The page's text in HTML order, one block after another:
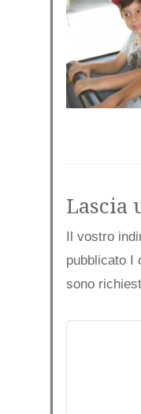
Lascia
Il vostro
pubblicato I
sono